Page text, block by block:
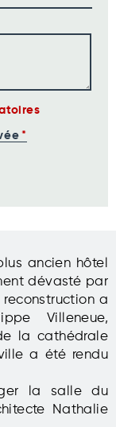
ancien hôtel
dévasté par
reconstruction a
Villeneue,
la cathédrale
a été rendu
la salle du
Nathalie